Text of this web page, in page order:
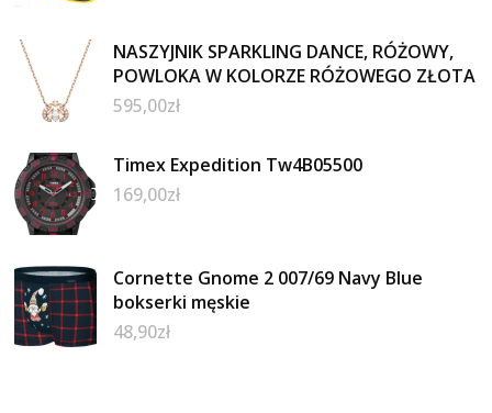
NASZYJNIK SPARKLING DANCE, RÓŻOWY,
POWLOKA W KOLORZE RÓŻOWEGO ZŁOTA
595,00zł
Timex Expedition Tw4B05500
169,00zł
Cornette Gnome 2 007/69 Navy Blue
bokserki męskie
48,90zł